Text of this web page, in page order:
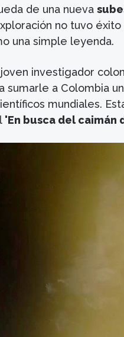
de una nueva
no tuvo
una simple leyenda.
investigador
sumarle a Colombia
mundiales.
'En busca del caimán